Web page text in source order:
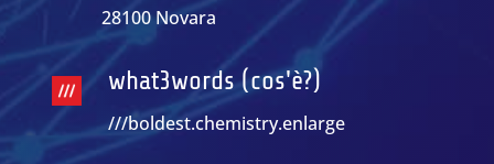
28100 Novara
what3words (cos'è?)
///boldest.chemistry.enlarge